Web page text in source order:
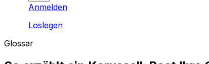
Anmelden
Loslegen
Glossar